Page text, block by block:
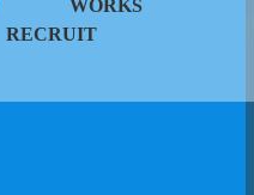
WORKS
RECRUIT